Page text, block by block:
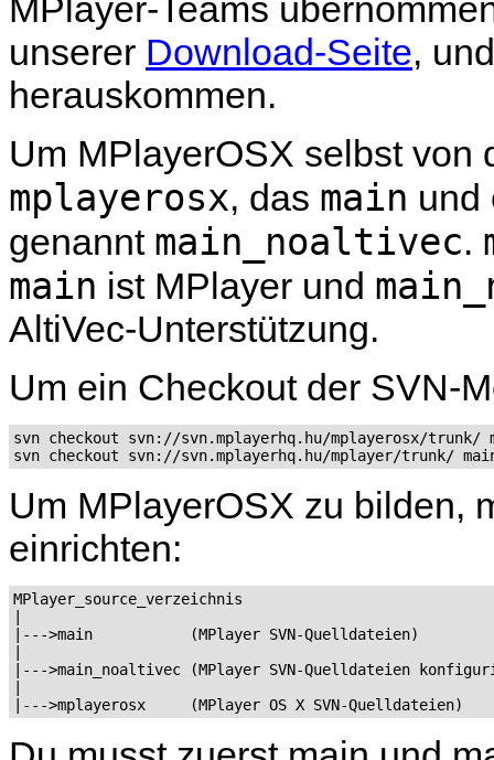
unserer Download-Seite,
herauskommen.
Um MPlayerOSX selbst von
mplayerosx, das main und
genannt main_noaltivec.
main ist MPlayer und
AltiVec-Unterstützung.
Um ein Checkout der SVN-
svn checkout svn://svn.mplayerhq.hu/mplayerosx/trunk/
svn checkout svn://svn.mplayerhq.hu/mplayer/trunk/
Um MPlayerOSX zu bilden,
einrichten:
MPlayer_source_verzeichnis
|
|--->main           (MPlayer SVN-Quelldateien)
|
|--->main_noaltivec (MPlayer SVN-Quelldateien
|
|--->mplayerosx     (MPlayer OS X SVN-Quelldateien)